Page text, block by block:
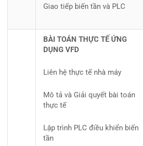
Giao tiếp biến tần và PLC
BÀI TOÁN THỰC TẾ ỨNG
DỤNG VFD
Liên hệ thực tế nhà máy
Mô tả và Giải quyết bài toán
thực tế
Lập trình PLC điều khiển biến
tần